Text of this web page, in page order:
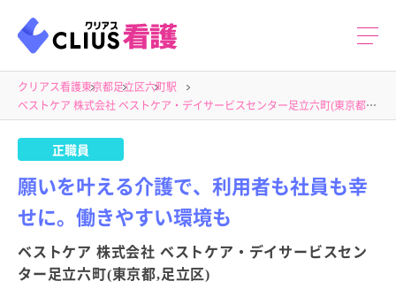
クリアス看護東京都足立区六町駅
ベストケア 株式会社 ベストケア・デイサービスセンター足立六町(東京都,足立区)
正職員
願いを叶える介護で、利用者も社員も幸
せに。働きやすい環境も
ベストケア 株式会社 ベストケア・デイサービスセン
ター足立六町(東京都,足立区)